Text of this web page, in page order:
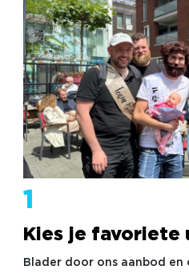
1
Kies je favoriete
Blader door ons aanbod